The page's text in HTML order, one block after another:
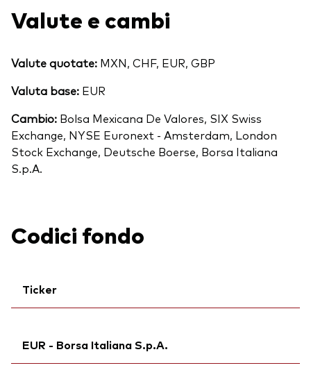
Valute e cambi
Valute quotate: MXN, CHF, EUR, GBP
Valuta base: EUR
Cambio: Bolsa Mexicana De Valores, SIX Swiss
Exchange, NYSE Euronext - Amsterdam, London
Stock Exchange, Deutsche Boerse, Borsa Italiana
S.p.A.
Codici fondo
Ticker
Ticker di borsa:V3EA
EUR - Borsa Italiana S.p.A.